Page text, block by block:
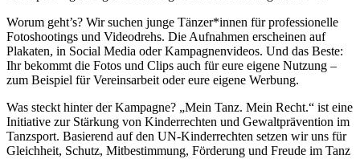
Worum geht’s? Wir suchen junge Tänzer*innen für professionelle
Fotoshootings und Videodrehs. Die Aufnahmen erscheinen auf
Plakaten, in Social Media oder Kampagnenvideos. Und das Beste:
Ihr bekommt die Fotos und Clips auch für eure eigene Nutzung –
zum Beispiel für Vereinsarbeit oder eure eigene Werbung.
Was steckt hinter der Kampagne? „Mein Tanz. Mein Recht.“ ist eine
Initiative zur Stärkung von Kinderrechten und Gewaltprävention im
Tanzsport. Basierend auf den UN-Kinderrechten setzen wir uns für
Gleichheit, Schutz, Mitbestimmung, Förderung und Freude im Tanz